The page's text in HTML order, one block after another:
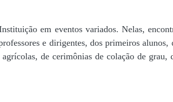
em eventos variados. Nelas,
e dirigentes, ​dos primeiros
de cerimônias de colação de